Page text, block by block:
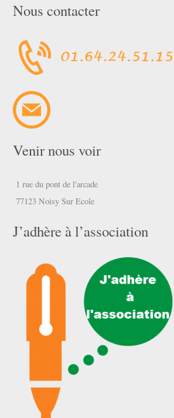
Nous contacter
Venir nous voir
1 rue du pont de l'arcade
77123 Noisy Sur Ecole
J’adhère à l’association